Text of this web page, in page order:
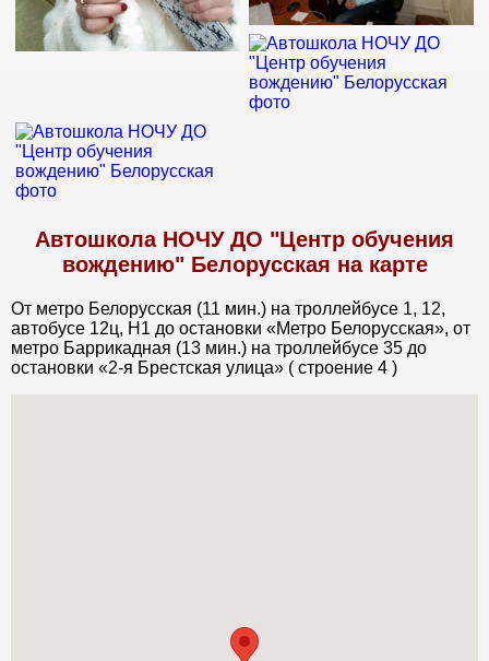
Автошкола НОЧУ ДО "Центр обучения
вождению" Белорусская на карте
От метро Белорусская (11 мин.) на троллейбусе 1, 12,
автобусе 12ц, Н1 до остановки «Метро Белорусская», от
метро Баррикадная (13 мин.) на троллейбусе 35 до
остановки «2-я Брестская улица» ( строение 4 )